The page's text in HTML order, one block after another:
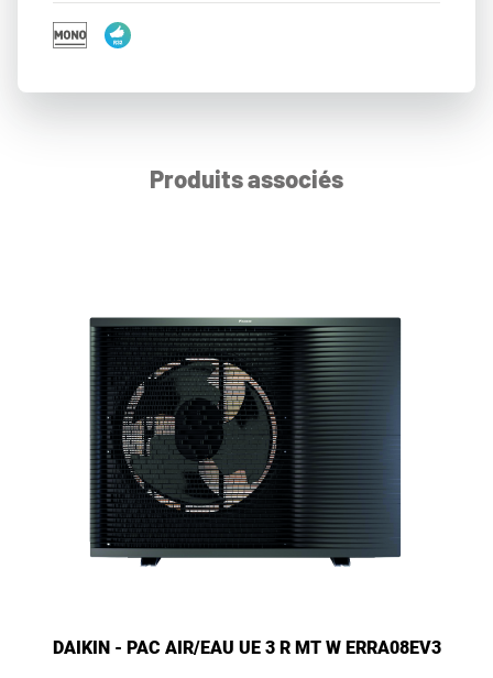
Produits associés
DAIKIN - PAC AIR/EAU UE 3 R MT W ERRA08EV3